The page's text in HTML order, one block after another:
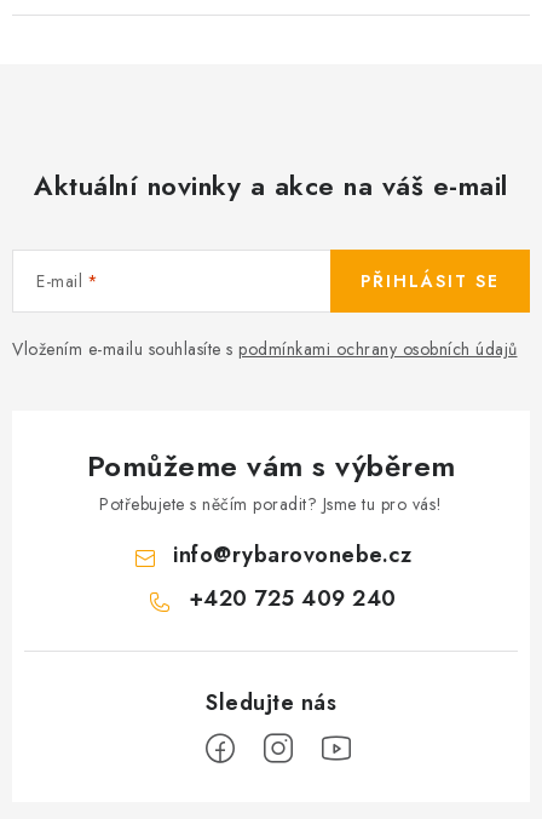
Aktuální novinky a akce na váš e-mail
E-mail
Vložením e-mailu souhlasíte s podmínkami ochrany osobních údajů
PŘIHLÁSIT SE
Pomůžeme vám s výběrem
Potřebujete s něčím poradit? Jsme tu pro vás!
info@rybarovonebe.cz
+420 725 409 240